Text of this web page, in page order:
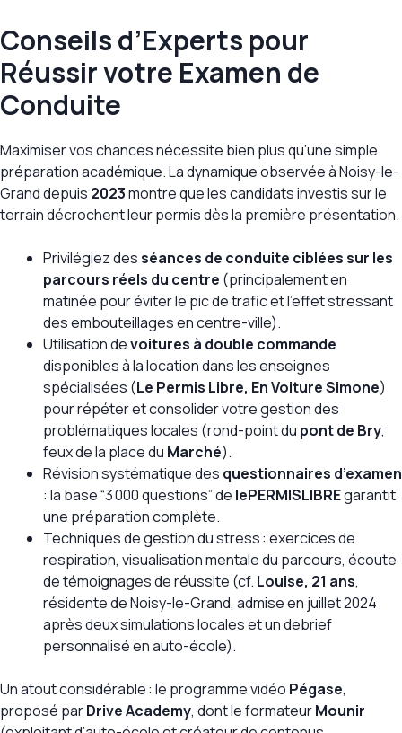
Conseils d’Experts pour
Réussir votre Examen de
Conduite
Maximiser vos chances nécessite bien plus qu’une simple
préparation académique. La dynamique observée à Noisy-le-
Grand depuis 2023montre que les candidats investis sur le
terrain décrochent leur permis dès la première présentation.
Privilégiez desséances de conduite ciblées sur les
parcours réels du centre (principalement en
matinée pour éviter le pic de trafic et l’effet stressant
des embouteillages en centre-ville).
Utilisation devoitures à double commande
disponibles à la location dans les enseignes
spécialisées (Le Permis Libre, En Voiture Simone)
pour répéter et consolider votre gestion des
problématiques locales (rond-point du pont de Bry,
feux de la place du Marché).
Révision systématique des questionnaires d’examen
: la base “3 000 questions” de lePERMISLIBREgarantit
une préparation complète.
Techniques de gestion du stress : exercices de
respiration, visualisation mentale du parcours, écoute
de témoignages de réussite (cf. Louise, 21 ans,
résidente de Noisy-le-Grand, admise en juillet 2024
après deux simulations locales et un debrief
personnalisé en auto-école).
Un atout considérable : le programme vidéo Pégase,
proposé parDrive Academy, dont le formateurMounir